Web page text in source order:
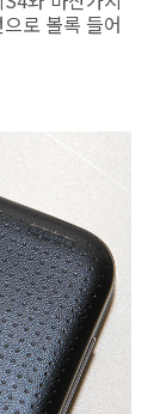
로 볼록 들어